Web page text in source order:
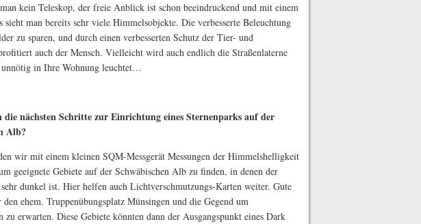
kein Teleskop, der freie Anblick ist schon beeindruckend und mit einem
sieht man bereits sehr viele Himmelsobjekte. Die verbesserte Beleuchtung
zu sparen, und durch einen verbesserten Schutz der Tier- und
auch der Mensch. Vielleicht wird auch endlich die Straßenlaterne
in Ihre Wohnung leuchtet…
die nächsten Schritte zur Einrichtung eines Sternenparks auf der
Alb?
wir mit einem kleinen SQM-Messgerät Messungen der Himmelshelligkeit
geeignete Gebiete auf der Schwäbischen Alb zu finden, in denen der
dunkel ist. Hier helfen auch Lichtverschmutzungs-Karten weiter. Gute
ehem. Truppenübungsplatz Münsingen und die Gegend um
zu erwarten. Diese Gebiete könnten dann der Ausgangspunkt eines Dark